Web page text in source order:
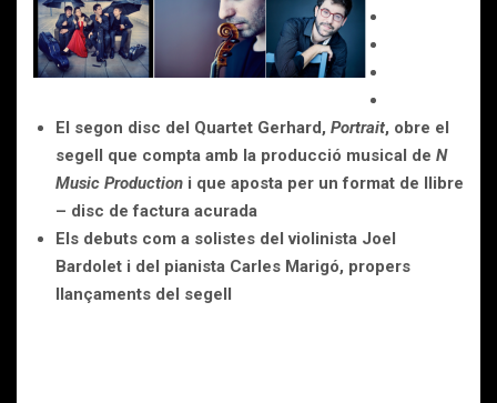
El segon disc del Quartet Gerhard, Portrait, obre el
segell que compta amb la producció musical de N
Music Production i que aposta per un format de llibre
– disc de factura acurada
Els debuts com a solistes del violinista Joel
Bardolet i del pianista Carles Marigó, propers
llançaments del segell